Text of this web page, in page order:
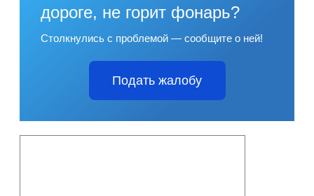
дороге, не горит фонарь?
Столкнулись с проблемой — сообщите о ней!
Подать жалобу